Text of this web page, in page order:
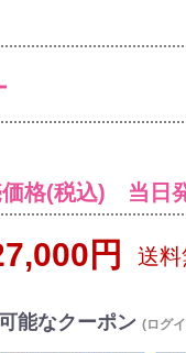
格(税込) 当日
円 送
能なクーポン (ログ